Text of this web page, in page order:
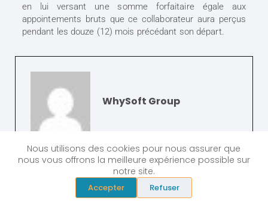
Nous utilisons des cookies pour nous assurer que
nous vous offrons la meilleure expérience possible sur
notre site.
Accepter Refuser
en lui versant une somme forfaitaire égale aux
appointements bruts que ce collaborateur aura perçus
pendant les douze (12) mois précédant son départ.
WhySoft Group